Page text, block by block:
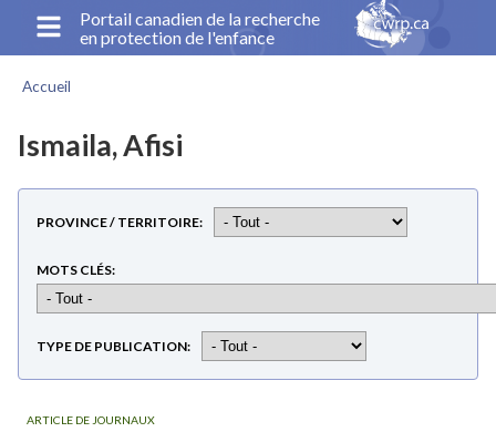
principal
Portail canadien de la recherche
en protection de l'enfance
d'Ariane
Accueil
Ismaila, Afisi
PROVINCE / TERRITOIRE
MOTS CLÉS
TYPE DE PUBLICATION
ARTICLE DE JOURNAUX